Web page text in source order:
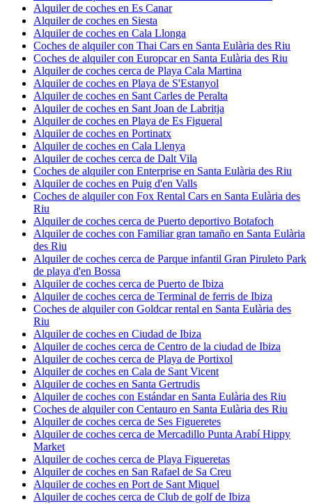
Alquiler de coches en Es Canar
Alquiler de coches en Siesta
Alquiler de coches en Cala Llonga
Coches de alquiler con Thai Cars en Santa Eulària des Riu
Coches de alquiler con Europcar en Santa Eulària des Riu
Alquiler de coches cerca de Playa Cala Martina
Alquiler de coches en Playa de S'Estanyol
Alquiler de coches en Sant Carles de Peralta
Alquiler de coches en Sant Joan de Labritja
Alquiler de coches en Playa de Es Figueral
Alquiler de coches en Portinatx
Alquiler de coches en Cala Llenya
Alquiler de coches cerca de Dalt Vila
Coches de alquiler con Enterprise en Santa Eulària des Riu
Alquiler de coches en Puig d'en Valls
Coches de alquiler con Fox Rental Cars en Santa Eulària des
Riu
Alquiler de coches cerca de Puerto deportivo Botafoch
Alquiler de coches con Familiar gran tamaño en Santa Eulària
des Riu
Alquiler de coches cerca de Parque infantil Gran Piruleto Park
de playa d'en Bossa
Alquiler de coches cerca de Puerto de Ibiza
Alquiler de coches cerca de Terminal de ferris de Ibiza
Coches de alquiler con Goldcar rental en Santa Eulària des
Riu
Alquiler de coches en Ciudad de Ibiza
Alquiler de coches cerca de Centro de la ciudad de Ibiza
Alquiler de coches cerca de Playa de Portixol
Alquiler de coches en Cala de Sant Vicent
Alquiler de coches en Santa Gertrudis
Alquiler de coches con Estándar en Santa Eulària des Riu
Coches de alquiler con Centauro en Santa Eulària des Riu
Alquiler de coches cerca de Ses Figueretes
Alquiler de coches cerca de Mercadillo Punta Arabí Hippy
Market
Alquiler de coches cerca de Playa Figueretas
Alquiler de coches en San Rafael de Sa Creu
Alquiler de coches en Port de Sant Miquel
Alquiler de coches cerca de Club de golf de Ibiza